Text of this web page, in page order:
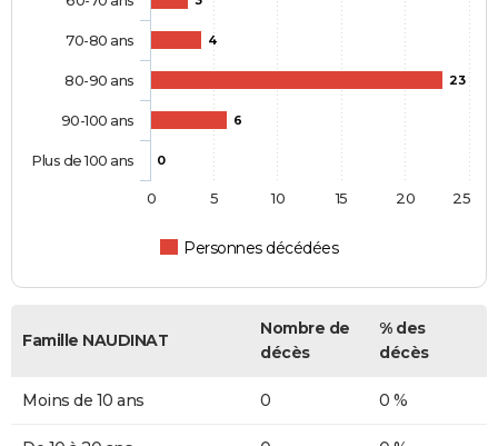
4
23
6
0
Personnes décédées
70-80 ans
80-90 ans
90-100 ans
Plus de 100 ans
0 5 10 15 20 25
Famille NAUDINAT
Nombre de
décès
% des
décès
Moins de 10 ans 0 0 %